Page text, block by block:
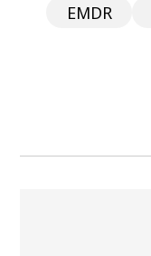
EMDR